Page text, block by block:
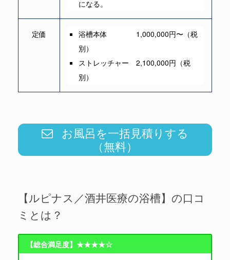
になる。
定価
浴槽本体 1,000,000円〜（税
別）
ストレッチャー 2,100,000円（税
別）
お風呂を一括見積りする
（無料）
【ルピナス／酒井医療の浴槽】の口コ
ミとは？
【総合満足度】★★★★☆